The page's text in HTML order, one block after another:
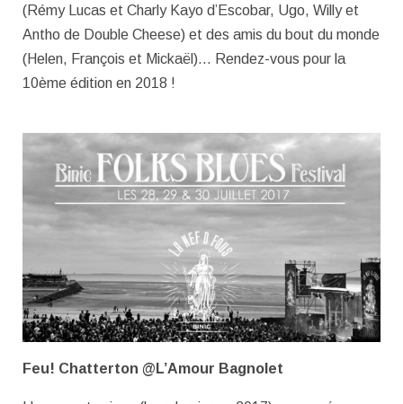
(Rémy Lucas et Charly Kayo d’Escobar, Ugo, Willy et
Antho de Double Cheese) et des amis du bout du monde
(Helen, François et Mickaël)… Rendez-vous pour la
10ème édition en 2018 !
Feu! Chatterton @L’Amour Bagnolet